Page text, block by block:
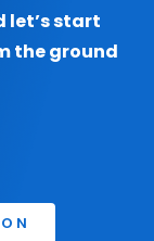
let’s start
the ground